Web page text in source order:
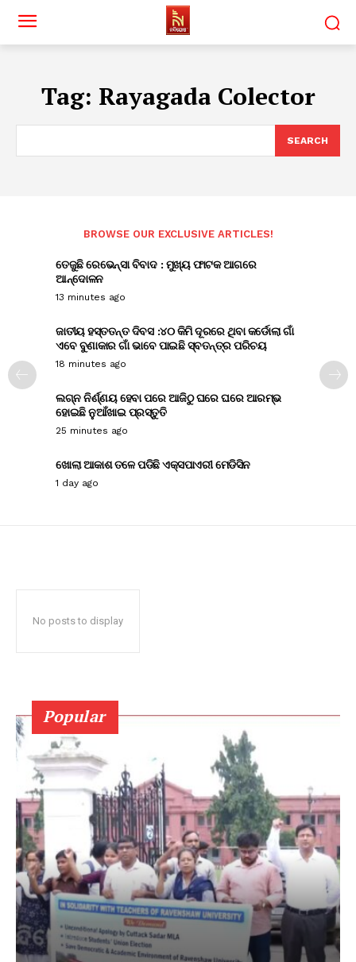
Tag: Rayagada Colector
SEARCH
BROWSE OUR EXCLUSIVE ARTICLES!
ତେଜୁଛି ରେଭେନ୍ସା ବିବାଦ : ମୁଖ୍ୟ ଫାଟକ ଆଗରେ
ଆନ୍ଦୋଳନ
13 minutes ago
ଜାତୀୟ ହସ୍ତତନ୍ତ ଦିବସ :୪୦ କିମି ଦୂରରେ ଥିବା କର୍ଡୋଲା ଗାଁ
ଏବେ ବୁଣାକାର ଗାଁ ଭାବେ ପାଇଛି ସ୍ବତନ୍ତ୍ର ପରିଚୟ
18 minutes ago
ଲଗ୍ନ ନିର୍ଣ୍ଣୟ ହେବା ପରେ ଆଜିଠୁ ଘରେ ଘରେ ଆରମ୍ଭ
ହୋଇଛି ନୁଆଁଖାଇ ପ୍ରସ୍ତୁତି
25 minutes ago
ଖୋଲା ଆକାଶ ତଳେ ପଡିଛି ଏକ୍ସପାଏରୀ ମେଡିସିନ
1 day ago
No posts to display
Popular